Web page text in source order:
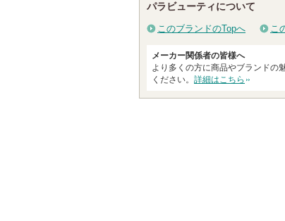
パラビューティについて
このブランドのTopへ こ
メーカー関係者の皆様へ
より多くの方に商品やブランドの
ください。 詳細はこちら